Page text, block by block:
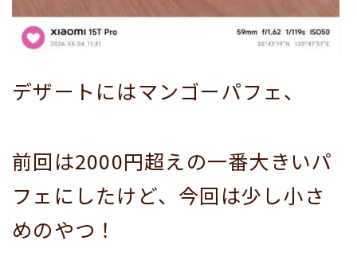
デザートにはマンゴーパフェ、
前回は2000円超えの一番大きいパ
フェにしたけど、今回は少し小さ
めのやつ！